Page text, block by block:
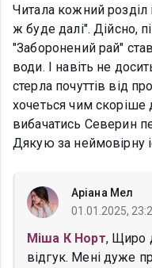
Читала кожний розділ
ж буде далі". Дійсно,
"Заборонений рай"
води. І навіть не
стерла почуттів від
хочеться чим скоріше
вибачатись Северин
Дякую за неймовірну
Аріана Мел
01.01.2025,
Міша К Норт, Щиро
відгук. Мені дуже